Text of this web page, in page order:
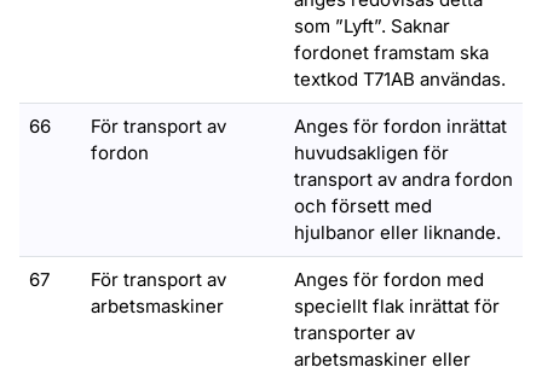
som ”Lyft”. Saknar
fordonet framstam ska
textkod T71AB användas.
66
För transport av
fordon
Anges för fordon inrättat
huvudsakligen för
transport av andra fordon
och försett med
hjulbanor eller liknande.
67
För transport av
arbetsmaskiner
Anges för fordon med
speciellt flak inrättat för
transporter av
arbetsmaskiner eller